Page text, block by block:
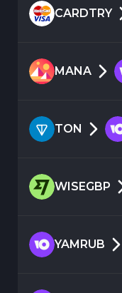
CARDTRY
MANA
TON
WISEGBP
YAMRUB